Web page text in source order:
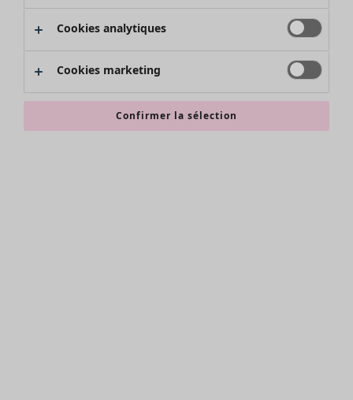
Promos SOLDES
Les promos de Gudrun Sjödén
Nouvel arrivage
Bonnes affaires en soldes - jusqu'à -70
Cookies analytiques
Cookies marketing
Confirmer la sélection